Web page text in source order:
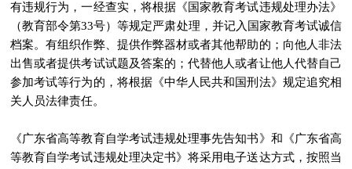
有违规行为，一经查实，将根据《国家教育考试违规处理办法》
（教育部令第33号）等规定严肃处理，并记入国家教育考试诚信
档案。有组织作弊、提供作弊器材或者其他帮助的；向他人非法
出售或者提供考试试题及答案的；代替他人或者让他人代替自己
参加考试等行为的，将根据《中华人民共和国刑法》规定追究相
关人员法律责任。
《广东省高等教育自学考试违规处理事先告知书》和《广东省高
等教育自学考试违规处理决定书》将采用电子送达方式，按照当